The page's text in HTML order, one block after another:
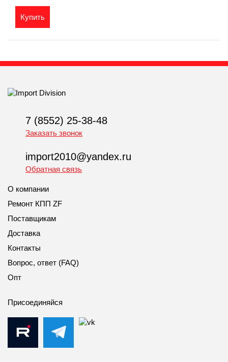
Купить
7 (8552) 25-38-48
Заказать звонок
import2010@yandex.ru
Обратная связь
О компании
Ремонт КПП ZF
Поставщикам
Доставка
Контакты
Вопрос, ответ (FAQ)
Опт
Присоединяйся